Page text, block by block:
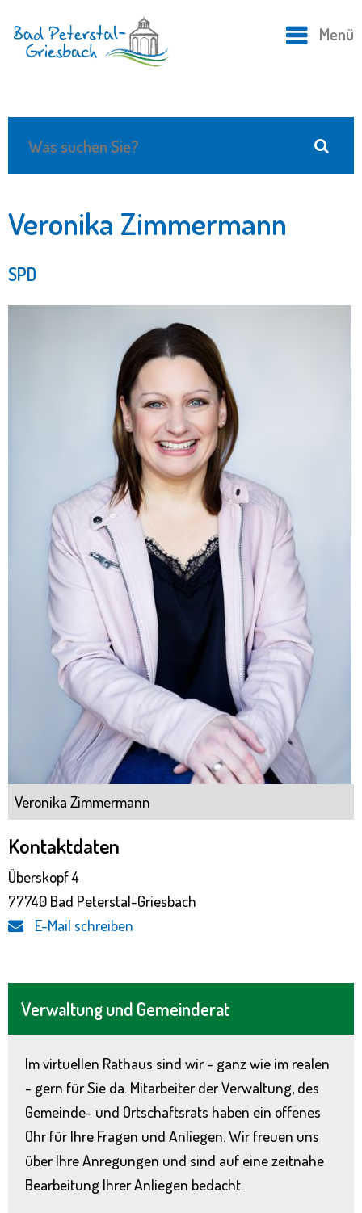
Menü
Verwaltung und Gemeinderat
Im virtuellen Rathaus sind wir - ganz wie im realen
- gern für Sie da. Mitarbeiter der Verwaltung, des
Gemeinde- und Ortschaftsrats haben ein offenes
Ohr für Ihre Fragen und Anliegen. Wir freuen uns
über Ihre Anregungen und sind auf eine zeitnahe
Bearbeitung Ihrer Anliegen bedacht.
Veronika Zimmermann
SPD
Veronika Zimmermann
Kontaktdaten
Überskopf 4
77740 Bad Peterstal-Griesbach
E-Mail schreiben